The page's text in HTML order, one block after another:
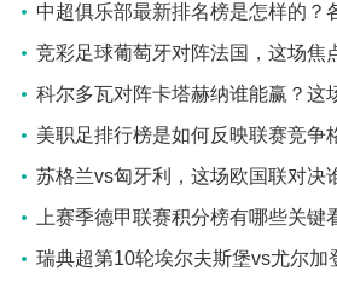
中超俱乐部最新排名榜是怎样的？
背后有哪些故事？
竞彩足球葡萄牙对阵法国，这场焦
么看？
科尔多瓦对阵卡塔赫纳谁能赢？这
决有哪些关键看点？
美职足排行榜是如何反映联赛竞争
苏格兰vs匈牙利，这场欧国联对决
一筹？
上赛季德甲联赛积分榜有哪些关键
化？
瑞典超第10轮埃尔夫斯堡vs尤尔加